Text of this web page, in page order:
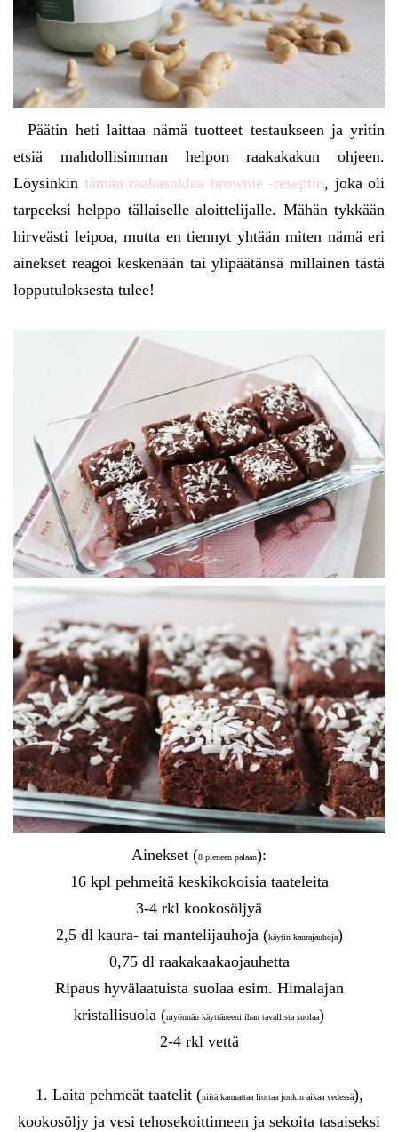
Päätin heti laittaa nämä tuotteet testaukseen ja yritin
etsiä mahdollisimman helpon raakakakun ohjeen.
Löysinkin tämän raakasuklaa brownie -reseptin, joka oli
tarpeeksi helppo tällaiselle aloittelijalle. Mähän tykkään
hirveästi leipoa, mutta en tiennyt yhtään miten nämä eri
ainekset reagoi keskenään tai ylipäätänsä millainen tästä
lopputuloksesta tulee!
Ainekset (8 pieneen palaan):
16 kpl pehmeitä keskikokoisia taateleita
3-4 rkl kookosöljyä
2,5 dl kaura- tai mantelijauhoja (käytin kaurajauhoja)
0,75 dl raakakaakaojauhetta
Ripaus hyvälaatuista suolaa esim. Himalajan
kristallisuola (myönnän käyttäneeni ihan tavallista suolaa)
2-4 rkl vettä
1. Laita pehmeät taatelit (niitä kannattaa liottaa jonkin aikaa vedessä),
kookosöljy ja vesi tehosekoittimeen ja sekoita tasaiseksi